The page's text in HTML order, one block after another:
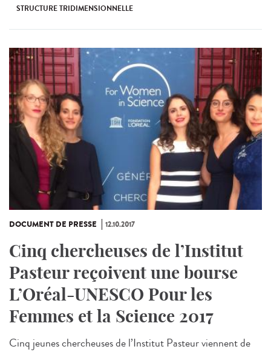
STRUCTURE TRIDIMENSIONNELLE
DOCUMENT DE PRESSE 12.10.2017
Cinq chercheuses de l’Institut
Pasteur reçoivent une bourse
L’Oréal-UNESCO Pour les
Femmes et la Science 2017
Cinq jeunes chercheuses de l’Institut Pasteur viennent de